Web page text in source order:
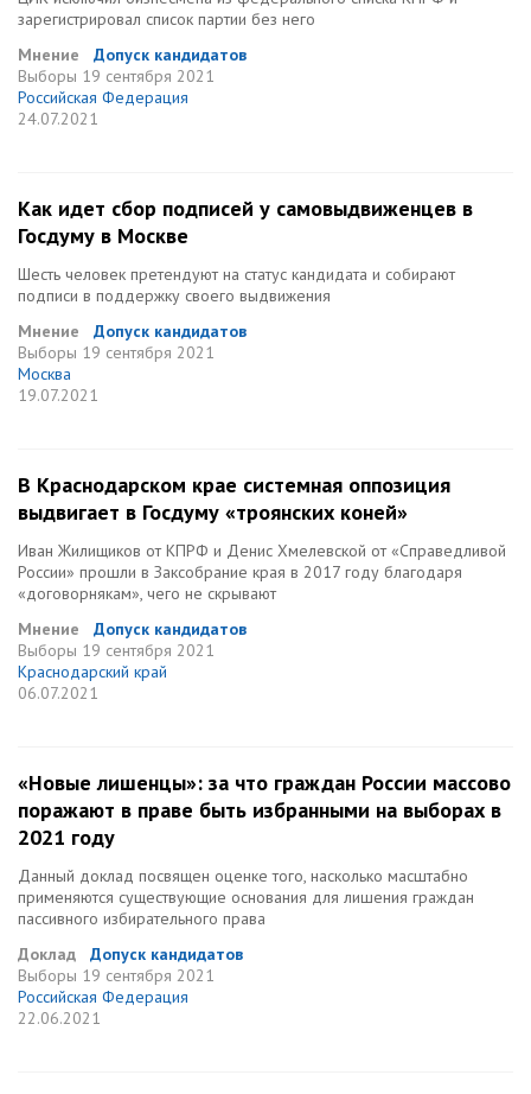
зарегистрировал список партии без него
Мнение
Допуск кандидатов
Выборы 19 сентября 2021
Российская Федерация
24.07.2021
Как идет сбор подписей у самовыдвиженцев в
Госдуму в Москве
Шесть человек претендуют на статус кандидата и собирают
подписи в поддержку своего выдвижения
Мнение
Допуск кандидатов
Выборы 19 сентября 2021
Москва
19.07.2021
В Краснодарском крае системная оппозиция
выдвигает в Госдуму «троянских коней»
Иван Жилищиков от КПРФ и Денис Хмелевской от «Справедливой
России» прошли в Заксобрание края в 2017 году благодаря
«договорнякам», чего не скрывают
Мнение
Допуск кандидатов
Выборы 19 сентября 2021
Краснодарский край
06.07.2021
«Новые лишенцы»: за что граждан России массово
поражают в праве быть избранными на выборах в
2021 году
Данный доклад посвящен оценке того, насколько масштабно
применяются существующие основания для лишения граждан
пассивного избирательного права
Доклад
Допуск кандидатов
Выборы 19 сентября 2021
Российская Федерация
22.06.2021